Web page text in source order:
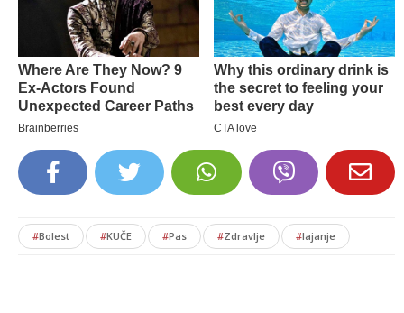
#Bolest #KUČE #Pas #Zdravlje #lajanje